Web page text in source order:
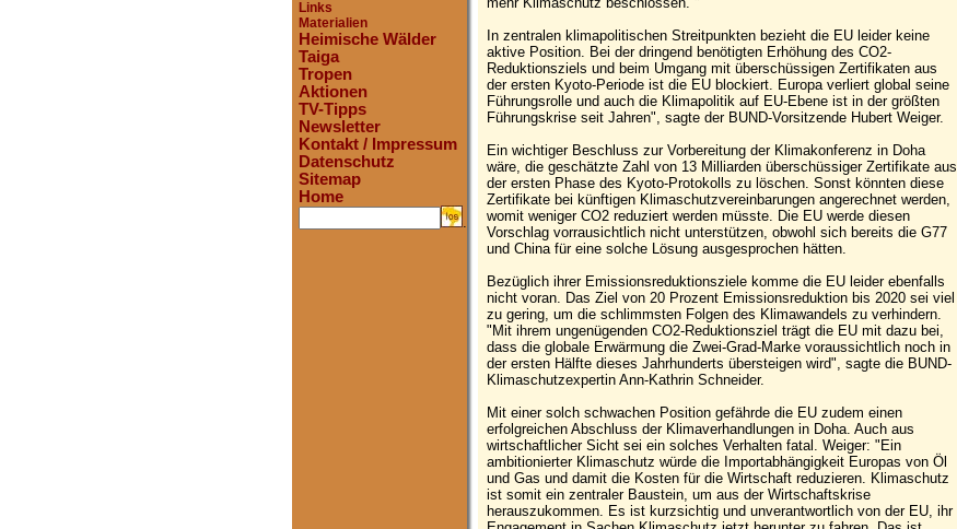
Links
Materialien
Heimische Wälder
Taiga
Tropen
Aktionen
TV-Tipps
Newsletter
Kontakt / Impressum
Datenschutz
Sitemap
Home
.
In zentralen klimapolitischen Streitpunkten bezieht die EU leider keine
aktive Position. Bei der dringend benötigten Erhöhung des CO2-
Reduktionsziels und beim Umgang mit überschüssigen Zertifikaten aus
der ersten Kyoto-Periode ist die EU blockiert. Europa verliert global seine
Führungsrolle und auch die Klimapolitik auf EU-Ebene ist in der größten
Führungskrise seit Jahren", sagte der BUND-Vorsitzende Hubert Weiger.
Ein wichtiger Beschluss zur Vorbereitung der Klimakonferenz in Doha
wäre, die geschätzte Zahl von 13 Milliarden überschüssiger Zertifikate aus
der ersten Phase des Kyoto-Protokolls zu löschen. Sonst könnten diese
Zertifikate bei künftigen Klimaschutzvereinbarungen angerechnet werden,
womit weniger CO2 reduziert werden müsste. Die EU werde diesen
Vorschlag vorrausichtlich nicht unterstützen, obwohl sich bereits die G77
und China für eine solche Lösung ausgesprochen hätten.
Bezüglich ihrer Emissionsreduktionsziele komme die EU leider ebenfalls
nicht voran. Das Ziel von 20 Prozent Emissionsreduktion bis 2020 sei viel
zu gering, um die schlimmsten Folgen des Klimawandels zu verhindern.
"Mit ihrem ungenügenden CO2-Reduktionsziel trägt die EU mit dazu bei,
dass die globale Erwärmung die Zwei-Grad-Marke voraussichtlich noch in
der ersten Hälfte dieses Jahrhunderts übersteigen wird", sagte die BUND-
Klimaschutzexpertin Ann-Kathrin Schneider.
Mit einer solch schwachen Position gefährde die EU zudem einen
erfolgreichen Abschluss der Klimaverhandlungen in Doha. Auch aus
wirtschaftlicher Sicht sei ein solches Verhalten fatal. Weiger: "Ein
ambitionierter Klimaschutz würde die Importabhängigkeit Europas von Öl
und Gas und damit die Kosten für die Wirtschaft reduzieren. Klimaschutz
ist somit ein zentraler Baustein, um aus der Wirtschaftskrise
herauszukommen. Es ist kurzsichtig und unverantwortlich von der EU, ihr